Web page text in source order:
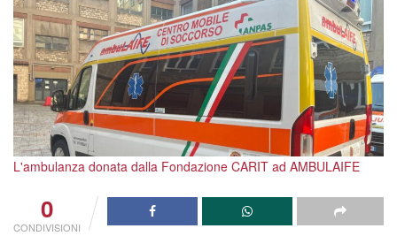
L'ambulanza donata dalla Fondazione CARIT ad AMBULAIFE
0
CONDIVISIONI